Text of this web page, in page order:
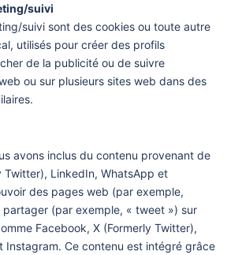
suivi
suivi sont des cookies ou toute autre
utilisés pour créer des profils
de la publicité ou de suivre
ou sur plusieurs sites web dans des
avons inclus du contenu provenant de
Twitter), LinkedIn, WhatsApp et
des pages web (par exemple,
partager (par exemple, « tweet ») sur
Facebook, X (Formerly Twitter),
Instagram. Ce contenu est intégré grâce